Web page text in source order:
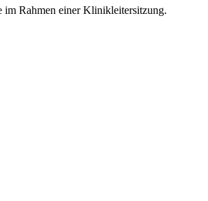
im Rahmen einer Klinikleitersitzung.